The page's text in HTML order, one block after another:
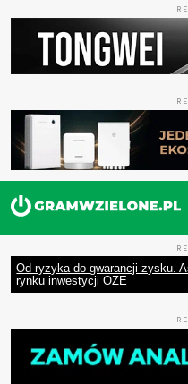
Od ryzyka do gwarancji zysku.
rynku inwestycji OZE